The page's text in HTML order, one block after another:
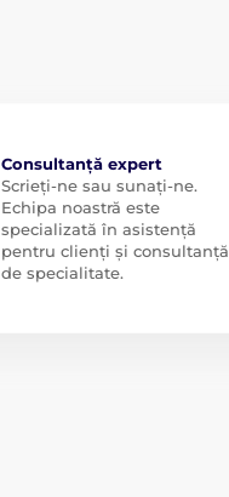
Consultanță expert
Scrieți-ne sau sunați-ne.
Echipa noastră este
specializată în asistență
pentru clienți și consultanță
de specialitate.